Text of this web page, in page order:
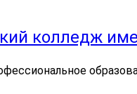
колледж